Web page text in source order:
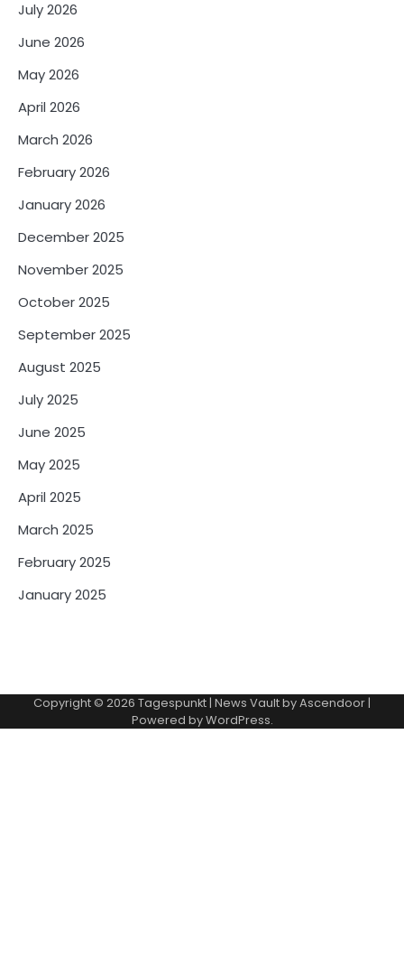
July 2026
June 2026
May 2026
April 2026
March 2026
February 2026
January 2026
December 2025
November 2025
October 2025
September 2025
August 2025
July 2025
June 2025
May 2025
April 2025
March 2025
February 2025
January 2025
Copyright © 2026 Tagespunkt| News Vault byAscendoor|
Powered byWordPress.